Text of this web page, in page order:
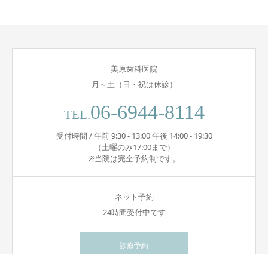
美原歯科医院
月～土（日・祝は休診）
TEL.06-6944-8114
受付時間 / 午前 9:30 - 13:00 午後 14:00 - 19:30
（土曜のみ17:00まで）
※当院は完全予約制です。
ネット予約
24時間受付中です
診療予約